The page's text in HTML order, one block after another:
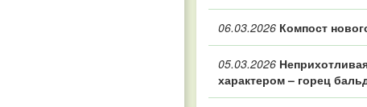
06.03.2026 Компост
05.03.2026
характером – горец